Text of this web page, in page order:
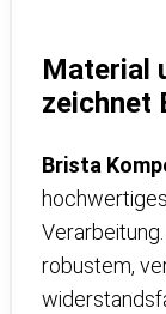
Material
zeichnet
Brista
robustem,